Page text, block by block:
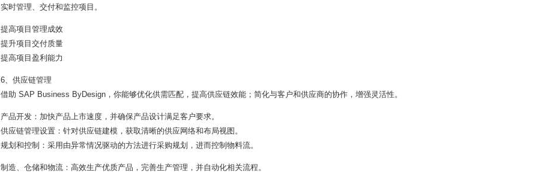
实时管理、交付和监控项目。
提高项目管理成效
提升项目交付质量
提高项目盈利能力
6、供应链管理
借助 SAP Business ByDesign，你能够优化供需匹配，提高供应链效能；简化与客户和供应商的协作，增强灵活性。
产品开发：加快产品上市速度，并确保产品设计满足客户要求。
供应链管理设置：针对供应链建模，获取清晰的供应网络和布局视图。
规划和控制：采用由异常情况驱动的方法进行采购规划，进而控制物料流。
制造、仓储和物流：高效生产优质产品，完善生产管理，并自动化相关流程。